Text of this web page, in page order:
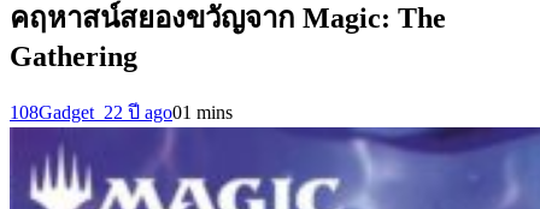
คฤหาสน์สยองขวัญจาก Magic: The
Gathering
108Gadget_22 ปี ago01 mins